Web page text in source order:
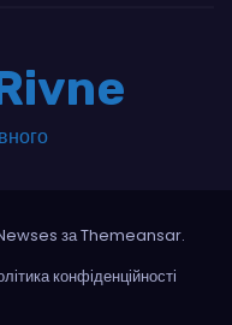
заThemeansar.
конфіденційності